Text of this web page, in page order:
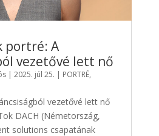
portré: A
vezetővé lett nő
| 2025. júl 25. | PORTRÉ,
vezetővé lett nő
DACH (Németország,
solutions csapatának